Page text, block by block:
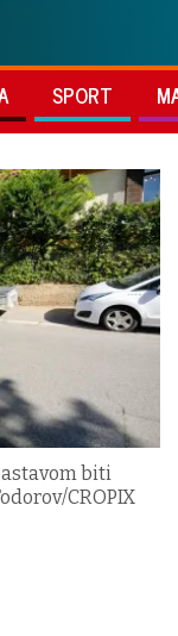
SPORT
biti
CROPIX